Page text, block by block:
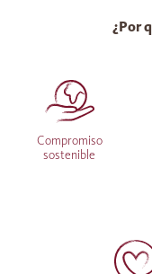
¿Por
Compromiso
sostenible